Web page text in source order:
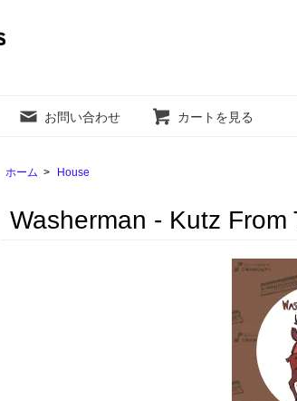
お問い合わせ カートを見る
ホーム > House
Washerman - Kutz